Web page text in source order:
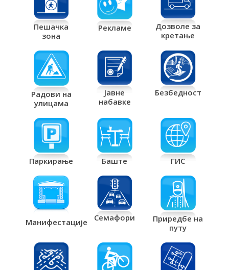
Пешачка
зона
Рекламе
Дозволе за
кретање
Радови на
улицама
Јавне
набавке
Безбедност
Паркирање Баште ГИС
Манифестације Семафори
Приредбе на
путу